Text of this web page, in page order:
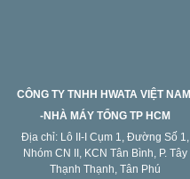
CÔNG TY TNHH HWATA VIỆT NAM
-NHÀ MÁY TỔNG TP HCM
Địa chỉ: Lô II-I Cụm 1, Đường Số 1,
Nhóm CN II, KCN Tân Bình, P. Tây
Thạnh Thạnh, Tân Phú